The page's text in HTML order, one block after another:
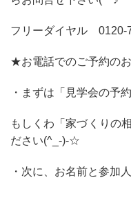
フリーダイヤル
★お電話でのご予約の
・まずは「見学会の予
もしくわ「家づくりの
ださい(^_-)-☆
・次に、お名前と参加